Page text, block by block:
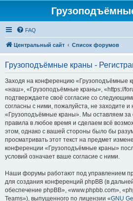
FAQ
Центральный сайт Список форумов
Грузоподъёмные краны -
Заходя на конференцию «Грузоподъёмные
«наш», «Грузоподъёмные краны», «https://
подтверждаете своё согласие со
согласны с ними, пожалуйста, не заходите
«Грузоподъёмные краны». Мы оставляем за
правила в любое время и сделаем всё
этом, однако с вашей стороны было бы
просматривать этот текст на предмет
конференции «Грузоподъёмные краны»
условий означает ваше согласие с ними.
Наши форумы работают под управлением
для создания конференций phpBB (в
обеспечение phpBB», «www.phpbb.com»,
Teams»), выпущенного по лицензии «GNU